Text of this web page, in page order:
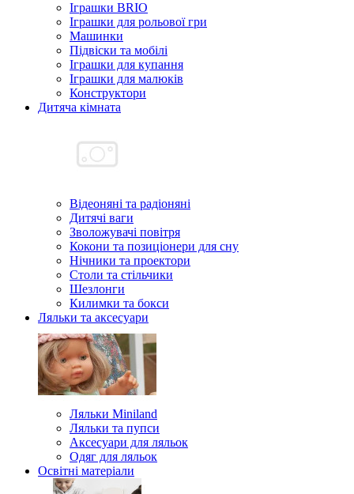
Іграшки BRIO
Іграшки для рольової гри
Машинки
Підвіски та мобілі
Іграшки для купання
Іграшки для малюків
Конструктори
Дитяча кімната
Відеоняні та радіоняні
Дитячі ваги
Зволожувачі повітря
Кокони та позиціонери для сну
Нічники та проектори
Столи та стільчики
Шезлонги
Килимки та бокси
Ляльки та аксесуари
Ляльки Miniland
Ляльки та пупси
Аксесуари для ляльок
Одяг для ляльок
Освітні матеріали